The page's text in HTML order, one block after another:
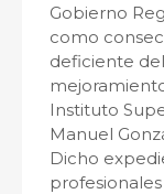
Gobierno
como
deficiente
Instituto
Manuel
Dicho